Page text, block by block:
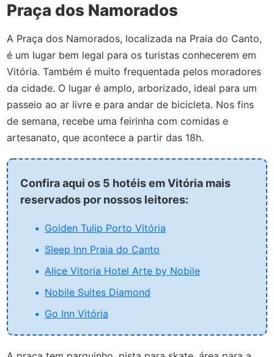
Praça dos Namorados
A Praça dos Namorados, localizada na Praia do Canto,
é um lugar bem legal para os turistas conhecerem em
Vitória. Também é muito frequentada pelos moradores
da cidade. O lugar é amplo, arborizado, ideal para um
passeio ao ar livre e para andar de bicicleta. Nos fins
de semana, recebe uma feirinha com comidas e
artesanato, que acontece a partir das 18h.
Confira aqui os 5 hotéis em Vitória mais
reservados por nossos leitores:
Golden Tulip Porto Vitória
Sleep Inn Praia do Canto
Alice Vitoria Hotel Arte by Nobile
Nobile Suites Diamond
Go Inn Vitória